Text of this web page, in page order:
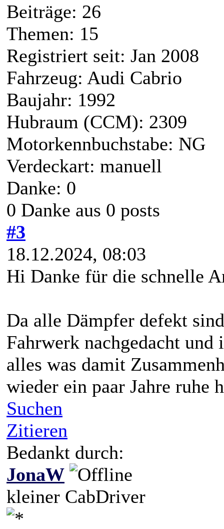
Beiträge: 26
Themen: 15
Registriert seit: Jan 2008
Fahrzeug: Audi Cabrio
Baujahr: 1992
Hubraum (CCM): 2309
Motorkennbuchstabe: NG
Verdeckart: manuell
Danke: 0
0 Danke aus 0 posts
#3
18.12.2024, 08:03
Hi Danke für die schnelle
Da alle Dämpfer defekt
Fahrwerk nachgedacht
alles was damit
wieder ein paar Jahre ruhe
Suchen
Zitieren
Bedankt durch:
JonaW
kleiner CabDriver